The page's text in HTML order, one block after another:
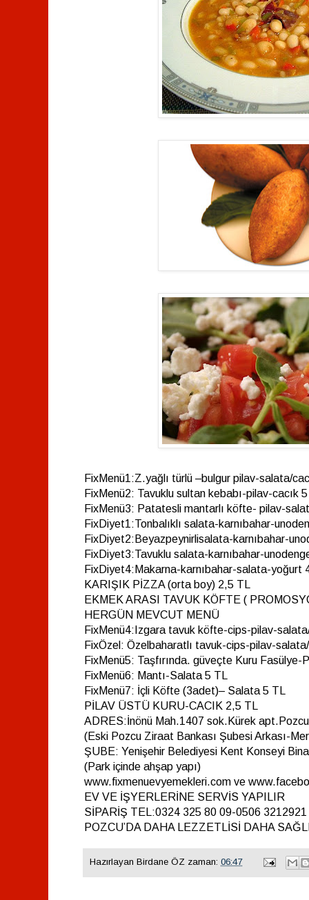
FixMenü1:Z.yağlı türlü –bulgur pilav-salata/
FixMenü2: Tavuklu sultan kebabı-pilav-cacık
FixMenü3: Patatesli mantarlı köfte- pilav-
FixDiyet1:Tonbalıklı salata-karnıbahar-
FixDiyet2:Beyazpeynirlisalata-karnıbahar-
FixDiyet3:Tavuklu salata-karnıbahar-
FixDiyet4:Makarna-karnıbahar-salata-yoğurt
KARIŞIK PİZZA (orta boy) 2,5 TL
EKMEK ARASI TAVUK KÖFTE (
HERGÜN MEVCUT MENÜ
FixMenü4:Izgara tavuk köfte-cips-pilav-
FixÖzel: Özelbaharatlı tavuk-cips-pilav-
FixMenü5: Taşfırında. güveçte Kuru Fasülye-
FixMenü6: Mantı-Salata 5 TL
FixMenü7: İçli Köfte (3adet)– Salata 5 TL
PİLAV ÜSTÜ KURU-CACIK 2,5 TL
ADRES:İnönü Mah.1407 sok.Kürek
(Eski Pozcu Ziraat Bankası Şubesi Arkası-
ŞUBE: Yenişehir Belediyesi Kent Konseyi
(Park içinde ahşap yapı)
www.fixmenuevyemekleri.com ve
EV VE İŞYERLERİNE SERVİS YAPILIR
SİPARİŞ TEL:0324 325 80 09-0506 3212921
POZCU’DA DAHA LEZZETLİSİ DAHA
Hazırlayan Birdane ÖZ zaman: 06:47